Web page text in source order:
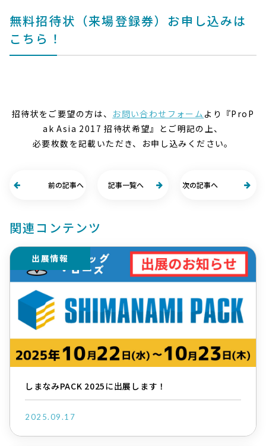
無料招待状（来場登録券）お申し込みは
こちら！
招待状をご要望の方は、 お問い合わせフォーム より『ProP
ak Asia 2017 招待状希望』とご明記の上、
必要枚数を記載いただき、お申し込みください。
前の記事へ 記事一覧へ 次の記事へ
関連コンテンツ
出展情報
しまなみPACK 2025に出展します！
2025.09.17